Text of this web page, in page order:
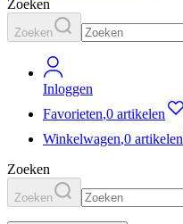
Zoeken
Zoeken
Inloggen
Favorieten,0 artikelen
Winkelwagen,0 artikelen
Zoeken
Zoeken